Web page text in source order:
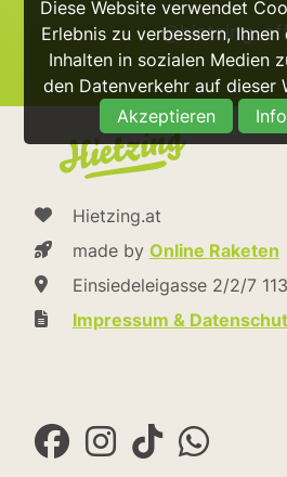
Diese Website verwendet
Erlebnis zu verbessern,
Inhalten in sozialen Medien
den Datenverkehr auf dieser
Akzeptieren
Hietzing.at
made by Online Raketen
Einsiedeleigasse 2/2/7
Impressum &